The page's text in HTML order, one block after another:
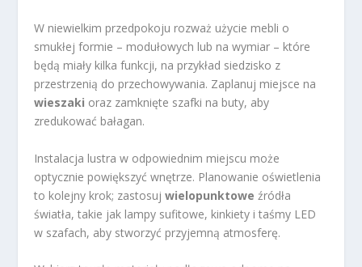
W niewielkim przedpokoju rozważ użycie mebli o
smukłej formie – modułowych lub na wymiar – które
będą miały kilka funkcji, na przykład siedzisko z
przestrzenią do przechowywania. Zaplanuj miejsce na
wieszaki oraz zamknięte szafki na buty, aby
zredukować bałagan.
Instalacja lustra w odpowiednim miejscu może
optycznie powiększyć wnętrze. Planowanie oświetlenia
to kolejny krok; zastosujwielopunktowe źródła
światła, takie jak lampy sufitowe, kinkiety i taśmy LED
w szafach, aby stworzyć przyjemną atmosferę.